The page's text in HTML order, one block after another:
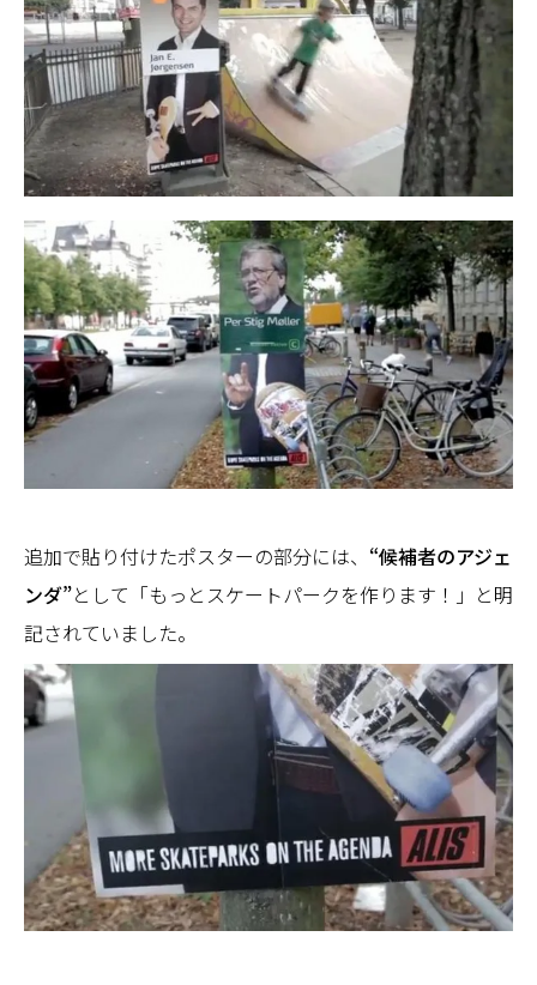
追加で貼り付けたポスターの部分には、 “候補者のアジェ
ンダ”として「もっとスケートパークを作ります！」と明
記されていました。